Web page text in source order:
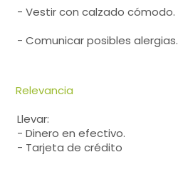
- Vestir con calzado cómodo.
- Comunicar posibles alergias.
Relevancia
Llevar:
- Dinero en efectivo.
- Tarjeta de crédito